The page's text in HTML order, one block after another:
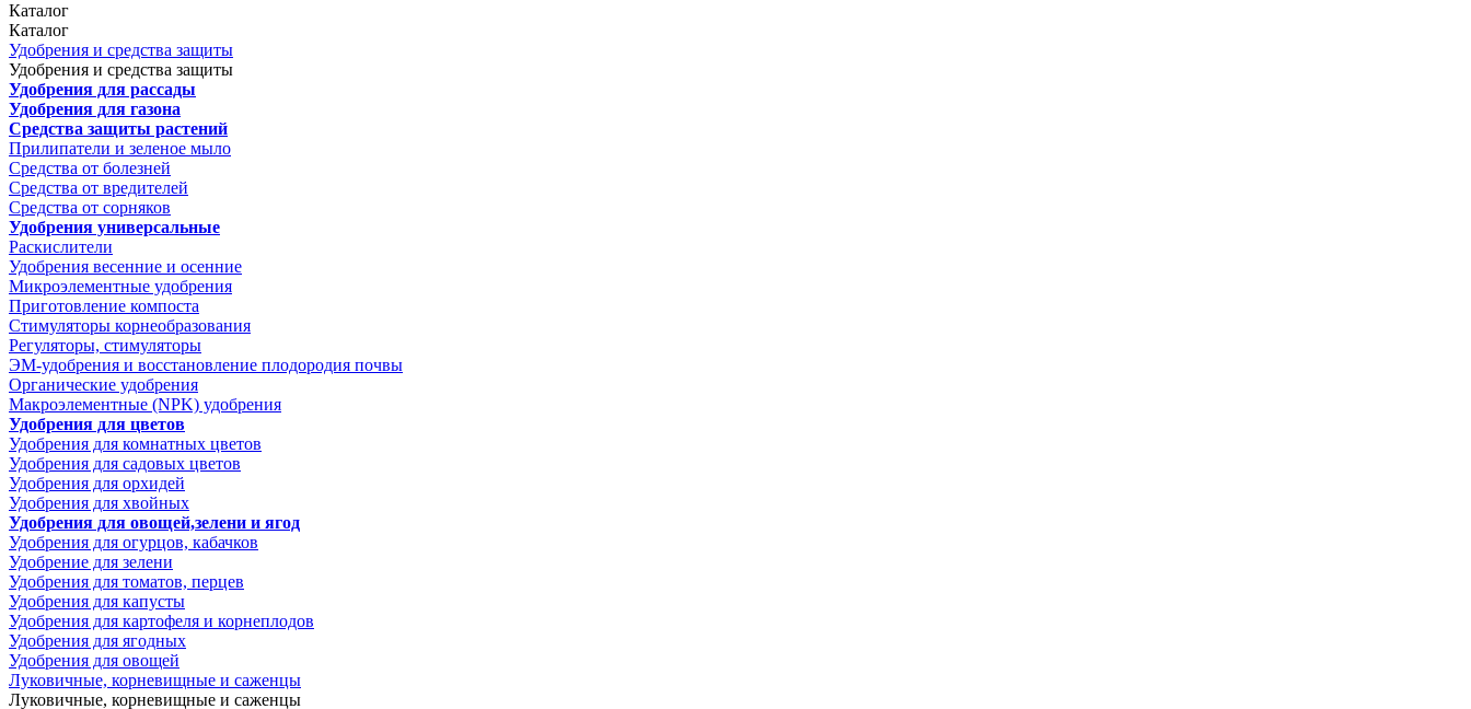
Каталог
Каталог
Удобрения и средства защиты
Удобрения и средства защиты
Удобрения для рассады
Удобрения для газона
Средства защиты растений
Прилипатели и зеленое мыло
Средства от болезней
Средства от вредителей
Средства от сорняков
Удобрения универсальные
Раскислители
Удобрения весенние и осенние
Микроэлементные удобрения
Приготовление компоста
Стимуляторы корнеобразования
Регуляторы, стимуляторы
ЭМ-удобрения и восстановление плодородия почвы
Органические удобрения
Макроэлементные (NPK) удобрения
Удобрения для цветов
Удобрения для комнатных цветов
Удобрения для садовых цветов
Удобрения для орхидей
Удобрения для хвойных
Удобрения для овощей,зелени и ягод
Удобрения для огурцов, кабачков
Удобрение для зелени
Удобрения для томатов, перцев
Удобрения для капусты
Удобрения для картофеля и корнеплодов
Удобрения для ягодных
Удобрения для овощей
Луковичные, корневищные и саженцы
Луковичные, корневищные и саженцы